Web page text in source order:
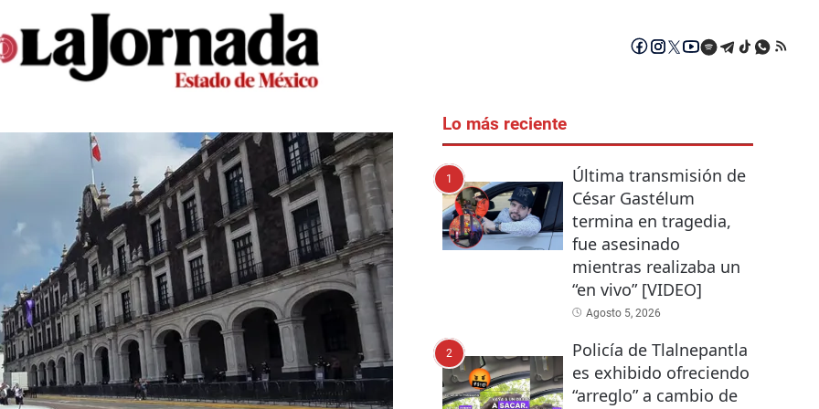
Lo más reciente
1
Última transmisión de
César Gastélum
termina en tragedia,
fue asesinado
mientras realizaba un
“en vivo” [VIDEO]
Agosto 5, 2026
2
Policía de Tlalnepantla
es exhibido ofreciendo
“arreglo” a cambio de